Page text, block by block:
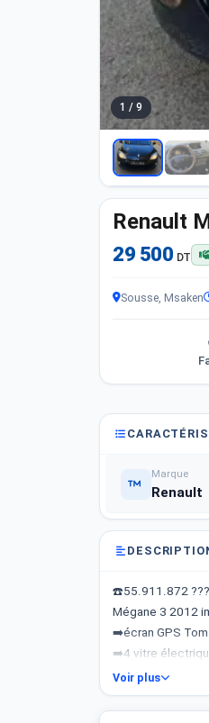
1 / 9
Renault
29 500 DT
Sousse, Msaken
Marque
Renault
☎️55.911.872
Mégane 3 2012
➡️écran GPS
➡️4 vitre
➡️régulateur de
➡️radar de recul
➡️rétroviseurs
Voir plus